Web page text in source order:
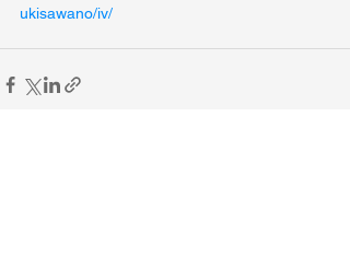
ukisawano/iv/